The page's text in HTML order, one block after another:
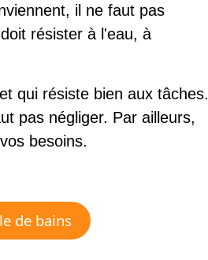
il ne faut pas
résister à l'eau, à
qui résiste bien aux tâches.
pas négliger. Par ailleurs,
besoins.
de bains